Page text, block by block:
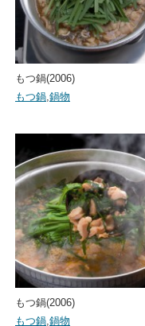
もつ鍋(2006)
もつ鍋,鍋物
もつ鍋(2006)
もつ鍋,鍋物